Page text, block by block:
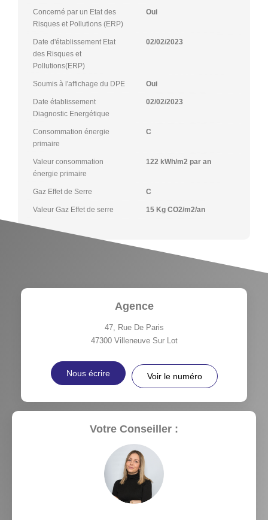
Concerné par un Etat des
Risques et Pollutions (ERP)
Oui
Date d'établissement Etat
des Risques et
Pollutions(ERP)
02/02/2023
Soumis à l'affichage du DPE Oui
Date établissement
Diagnostic Energétique
02/02/2023
Consommation énergie
primaire
C
Valeur consommation
énergie primaire
122 kWh/m2 par an
Gaz Effet de Serre C
Valeur Gaz Effet de serre 15 Kg CO2/m2/an
Agence
47, Rue De Paris
47300 Villeneuve Sur Lot
Nous écrire Voir le numéro
Votre Conseiller :